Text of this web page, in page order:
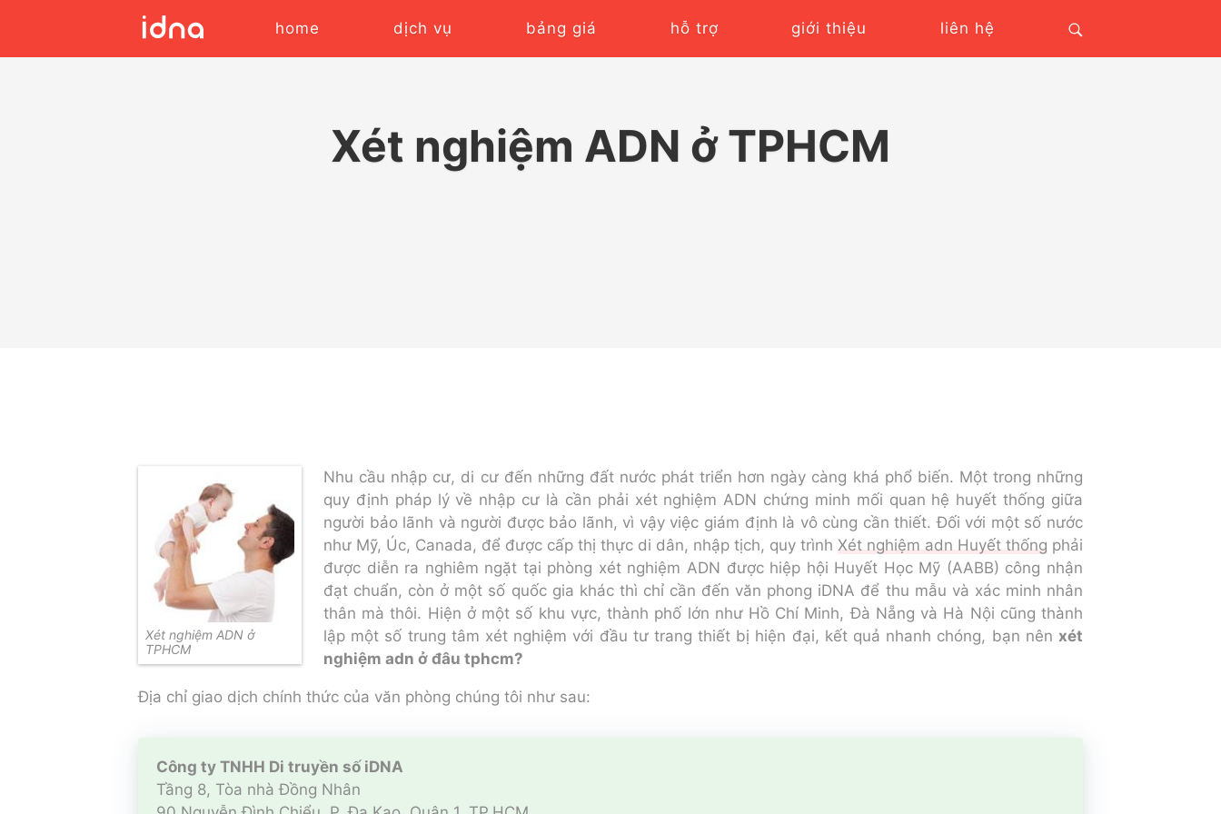
home dịch vụ bảng giá hỗ trợ giới thiệu liên hệ
Xét nghiệm ADN ở TPHCM
Xét nghiệm ADN ở
TPHCM
Nhu cầu nhập cư, di cư đến những đất nước phát triển hơn ngày càng khá phổ biến. Một trong những
quy định pháp lý về nhập cư là cần phải xét nghiệm ADN chứng minh mối quan hệ huyết thống giữa
người bảo lãnh và người được bảo lãnh, vì vậy việc giám định là vô cùng cần thiết. Đối với một số nước
như Mỹ, Úc, Canada, để được cấp thị thực di dân, nhập tịch, quy trình Xét nghiệm adn Huyết thống phải
được diễn ra nghiêm ngặt tại phòng xét nghiệm ADN được hiệp hội Huyết Học Mỹ (AABB) công nhận
đạt chuẩn, còn ở một số quốc gia khác thì chỉ cần đến văn phong iDNA để thu mẫu và xác minh nhân
thân mà thôi. Hiện ở một số khu vực, thành phố lớn như Hồ Chí Minh, Đà Nẵng và Hà Nội cũng thành
lập một số trung tâm xét nghiệm với đầu tư trang thiết bị hiện đại, kết quả nhanh chóng, bạn nên xét
nghiệm adn ở đâu tphcm?
Địa chỉ giao dịch chính thức của văn phòng chúng tôi như sau:
Công ty TNHH Di truyền số iDNA
Tầng 8, Tòa nhà Đồng Nhân